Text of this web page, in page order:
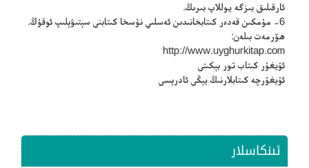
ئارقىلىق بىزگە يوللاپ بىرىڭ.
6- مۇمكىن قەدەر كىتابخانىدىن ئەسلىي نۇسخا كىتابنى سېتىۋېلىپ ئوقۇڭ.
ھۆرمەت بىلەن:
http://www.uyghurkitap.com
ئۇيغۇر كىتاب تور بېكىتى
ئۇيغۇرچە كىتابلارنىڭ يېڭى ئادرېسى
ئىنكاسلار